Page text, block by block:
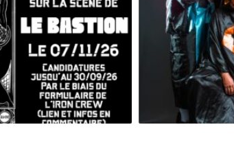
BESAC METAL ALL STARS 2026